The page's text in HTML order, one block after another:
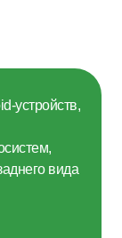
устройств,
вида